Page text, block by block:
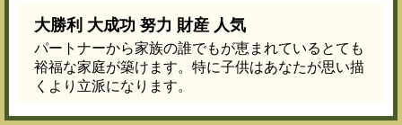
大勝利 大成功 努力 財産 人気
パートナーから家族の誰でもが恵まれているとても
裕福な家庭が築けます。特に子供はあなたが思い描
くより立派になります。